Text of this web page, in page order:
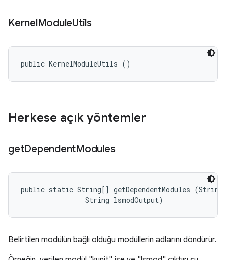
KernelModuleUtils
public KernelModuleUtils ()
Herkese açık yöntemler
getDependentModules
public static String[] getDependentModules (String
                String lsmodOutput)
Belirtilen modülün bağlı olduğu modüllerin adlarını döndürür.